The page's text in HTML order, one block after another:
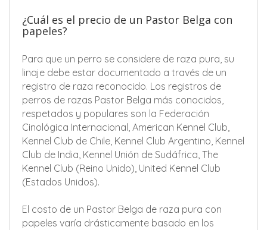
¿Cuál es el precio de un Pastor Belga con
papeles?
Para que un perro se considere de raza pura, su
linaje debe estar documentado a través de un
registro de raza reconocido. Los registros de
perros de razas Pastor Belga más conocidos,
respetados y populares son la Federación
Cinológica Internacional, American Kennel Club,
Kennel Club de Chile, Kennel Club Argentino, Kennel
Club de India, Kennel Unión de Sudáfrica, The
Kennel Club (Reino Unido), United Kennel Club
(Estados Unidos).
El costo de un Pastor Belga de raza pura con
papeles varía drásticamente basado en los